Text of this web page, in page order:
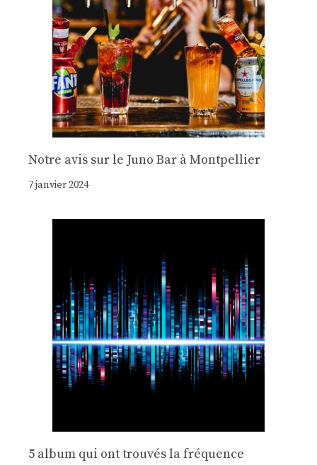
Notre avis sur le Juno Bar à Montpellier
7 janvier 2024
5 album qui ont trouvés la fréquence